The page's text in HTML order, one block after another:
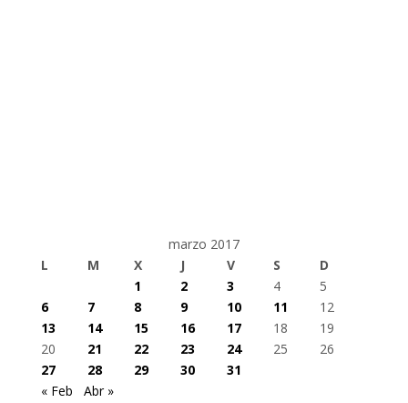
marzo 2017
L
M X J V S
D
1
2 3 4
5
6
7 8 9 10 11
12
13
14 15 16 17 18
19
20
21 22 23 24 25
26
27
28 29 30
31
« Feb
Abr »